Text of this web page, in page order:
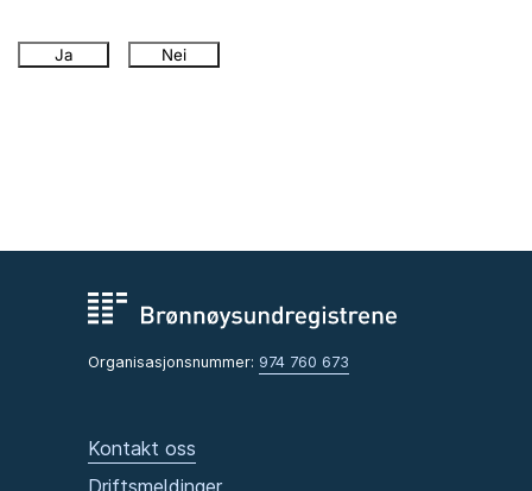
Ja Nei
Organisasjonsnummer: 974 760 673
Kontakt oss